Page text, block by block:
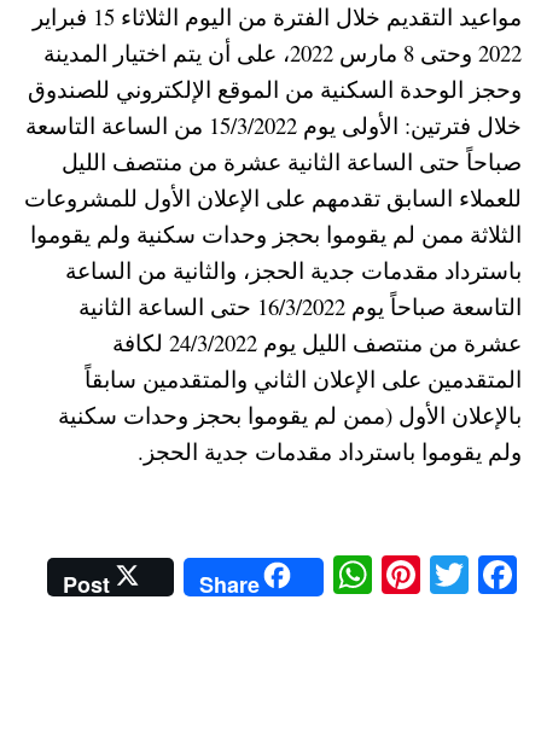
مواعيد التقديم
خلال الفترة من اليوم الثلاثاء 15 فبراير
2022 وحتى 8 مارس 2022، على أن يتم اختيار المدينة
وحجز الوحدة السكنية من الموقع الإلكتروني للصندوق
خلال فترتين: الأولى يوم 15/3/2022 من الساعة التاسعة
صباحاً حتى الساعة الثانية عشرة من منتصف الليل
للعملاء السابق تقدمهم على الإعلان الأول للمشروعات
الثلاثة ممن لم يقوموا بحجز وحدات سكنية ولم يقوموا
باسترداد مقدمات جدية الحجز، والثانية من الساعة
التاسعة صباحاً يوم 16/3/2022 حتى الساعة الثانية
عشرة من منتصف الليل يوم 24/3/2022 لكافة
المتقدمين على الإعلان الثاني والمتقدمين سابقاً
بالإعلان الأول (ممن لم يقوموا بحجز وحدات سكنية
ولم يقوموا باسترداد مقدمات جدية الحجز.
Fa
T
Pi
W
ha
Share
Post